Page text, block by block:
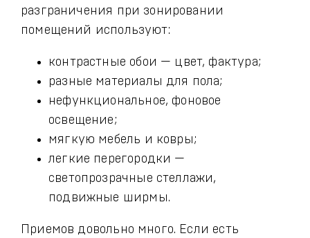
разграничения при зонировании
помещений используют:
контрастные обои — цвет, фактура;
разные материалы для пола;
нефункциональное, фоновое
освещение;
мягкую мебель и ковры;
легкие перегородки —
светопрозрачные стеллажи,
подвижные ширмы.
Приемов довольно много. Если есть